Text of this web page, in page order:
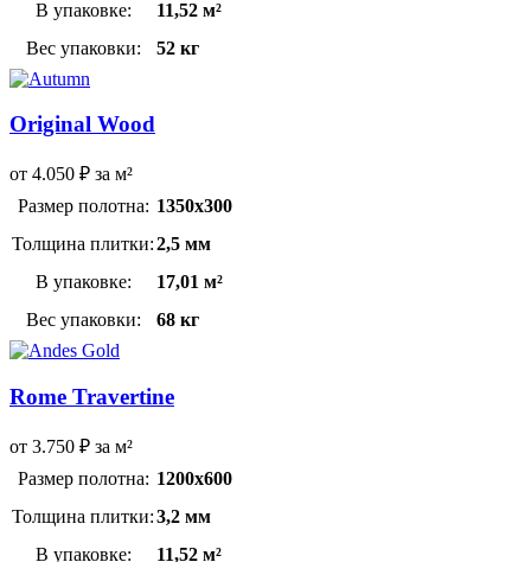
В упаковке:
11,52 м²
Вес упаковки:
52 кг
Original Wood
от 4.050 ₽ за м²
Размер полотна: 1350х300
Толщина плитки:2,5 мм
В упаковке:
17,01 м²
Вес упаковки:
68 кг
Rome Travertine
от 3.750 ₽ за м²
Размер полотна: 1200х600
Толщина плитки:3,2 мм
В упаковке:
11,52 м²